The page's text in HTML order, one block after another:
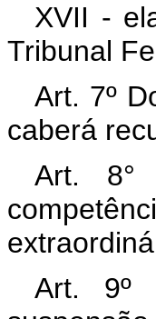
XVII -
Tribunal
Art. 7º
caberá
Art. 8°
Art. 9º